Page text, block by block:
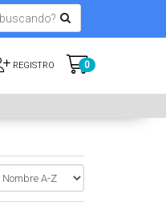
REGISTRO 0